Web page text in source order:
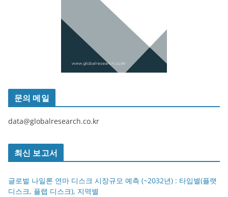
문의 메일
data@globalresearch.co.kr
최신 보고서
글로벌 나일론 연마 디스크 시장규모 예측 (~2032년) : 타입별(플랫
디스크, 플랩 디스크), 지역별